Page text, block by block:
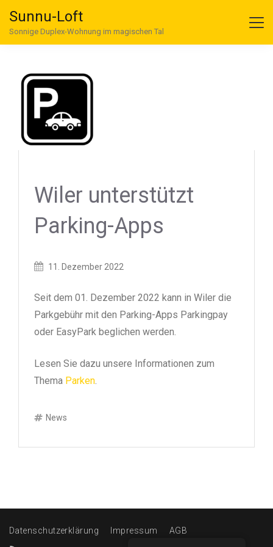
Sunnu-Loft
Sonnige Duplex-Wohnung im magischen Tal
Wiler unterstützt
Parking-Apps
Posted11. Dezember 2022
Seit dem 01. Dezember 2022 kann in Wiler die
Parkgebühr mit den Parking-Apps Parkingpay
oder EasyPark beglichen werden.
Lesen Sie dazu unsere Informationen zum
Thema Parken.
News
Datenschutzerklärung Impressum AGB